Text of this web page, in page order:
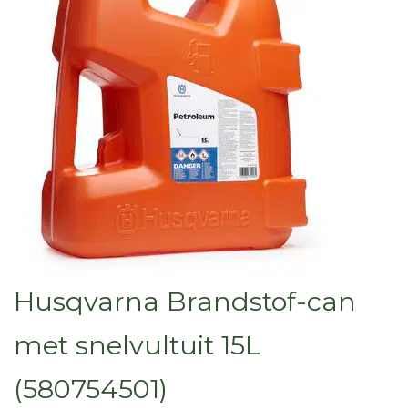
Husqvarna Brandstof-can
met snelvultuit 15L
(580754501)